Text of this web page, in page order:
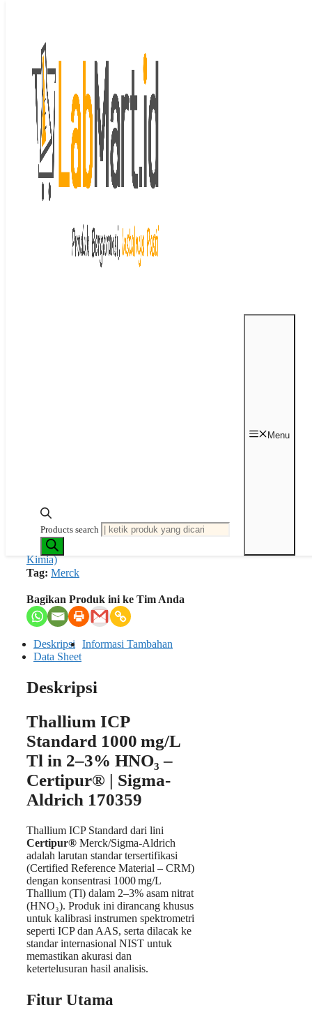
Products search
Menu
Beranda /Chemical Reagent (Bahan
Kimia)
/ Thallium ICP standard 100
gr MERCK
Last price updated on Juli 18, 2025
Thallium ICP
standard 100 gr
SKU:1.70359.0100
Kategori:
Kimia)
Tag: Merck
Bagikan Produk ini ke Tim Anda
Deskripsi Informasi Tambahan
Data Sheet
Deskripsi
Thallium ICP
Standard 1000 mg/L
Tl in 2–3% HNO₃ –
Certipur® | Sigma-
Aldrich 170359
Thallium ICP Standard dari lini
Certipur® Merck/Sigma-Aldrich
adalah larutan standar tersertifikasi
(Certified Reference Material – CRM)
dengan konsentrasi 1000 mg/L
Thallium (Tl) dalam 2–3% asam nitrat
(HNO₃). Produk ini dirancang khusus
untuk kalibrasi instrumen spektrometri
seperti ICP dan AAS, serta dilacak ke
standar internasional NIST untuk
memastikan akurasi dan
ketertelusuran hasil analisis.
Fitur Utama